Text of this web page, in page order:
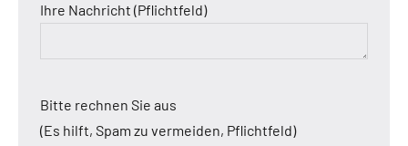
Ihre Nachricht (Pflichtfeld)
Bitte rechnen Sie aus
(Es hilft, Spam zu vermeiden, Pflichtfeld)